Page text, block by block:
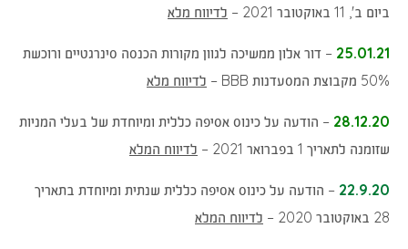
ביום ב', 11 באוקטובר 2021 –
לדיווח מלא(נפתח
25.01.21 – דור אלון ממשיכה לגוון מקורות הכנסה סינרגטיים ורוכשת
50% מקבוצת המסעדנות BBB –
לדיווח מלא(נפתח
28.12.20 – הודעה על כינוס אסיפה כללית ומיוחדת של בעלי המניות
שזומנה לתאריך 1 בפברואר 2021 –
לדיווח המלא(נפתח
22.9.20 – הודעה על כינוס אסיפה כללית שנתית ומיוחדת בתאריך
28 באוקטובר 2020 –
לדיווח המלא(נפתח